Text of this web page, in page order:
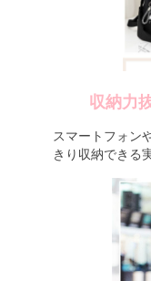
収納力
スマートフォン
きり収納できる